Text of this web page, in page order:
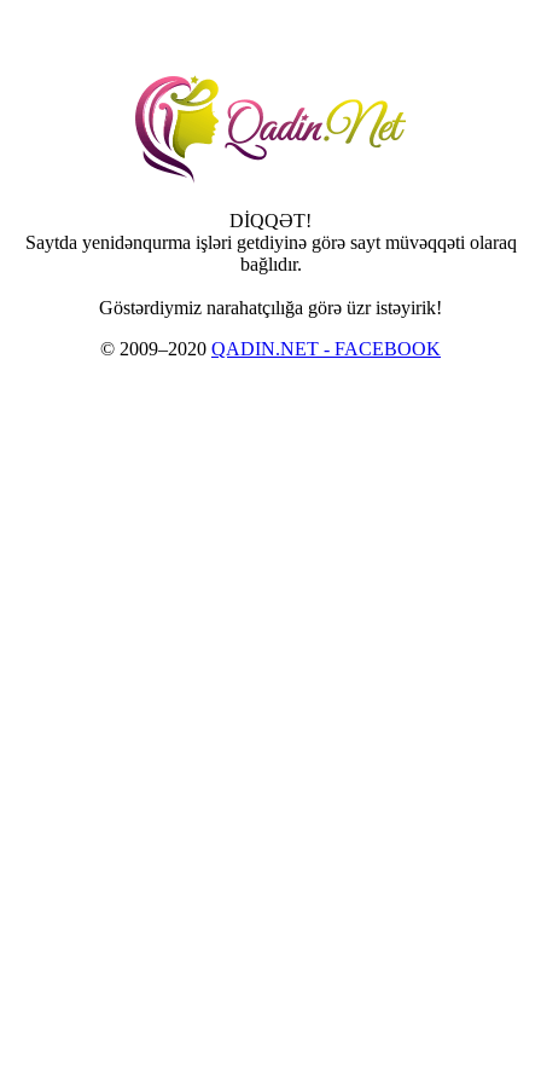
DİQQƏT!
Saytda yenidənqurma işləri getdiyinə görə sayt müvəqqəti olaraq
bağlıdır.
Göstərdiymiz narahatçılığa görə üzr istəyirik!
© 2009–2020 QADIN.NET - FACEBOOK